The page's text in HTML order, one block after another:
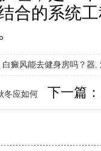
合的系统
白癜风能去健身房吗？器,
冬应如何 下一篇：